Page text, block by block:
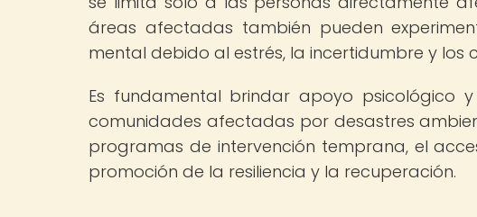
áreas afectadas también pueden
mental debido al estrés, la incertidumbre y los
Es fundamental brindar apoyo psicológico
comunidades afectadas por desastres
programas de intervención temprana, el
promoción de la resiliencia y la recuperación.